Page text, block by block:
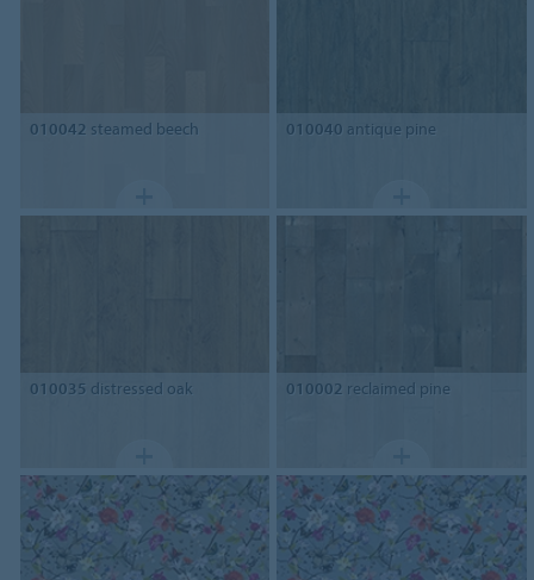
010042 steamed beech 010040 antique pine
010035 distressed oak 010002 reclaimed pine